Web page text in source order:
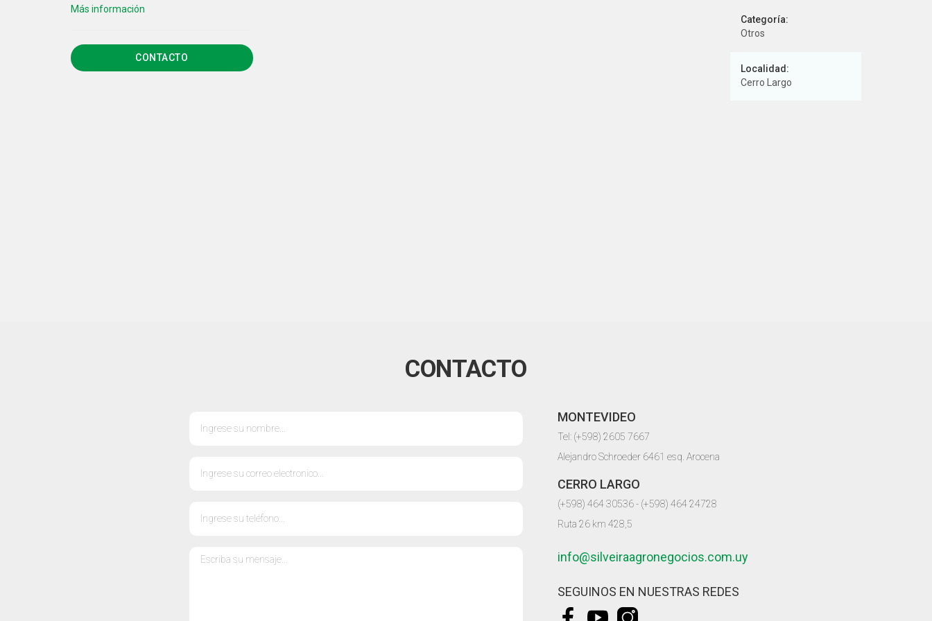
CONTACTO
Categoría:
Otros
Localidad:
Cerro Largo
CONTACTO
MONTEVIDEO
Tel: (+598) 2605 7667
Alejandro Schroeder 6461 esq. Arocena
CERRO LARGO
(+598) 464 30536 - (+598) 464 24728
Ruta 26 km 428,5
info@silveiraagronegocios.com.uy
SEGUINOS EN NUESTRAS REDES